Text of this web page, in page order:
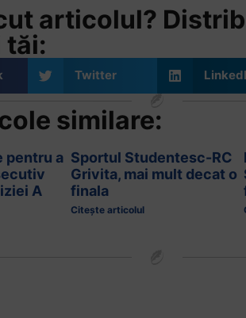
articolul?
tăi:
Twitter
similare:
pentru a
A
Sportul Studentesc-RC
Grivita, mai mult decat o
finala
Citește articolul